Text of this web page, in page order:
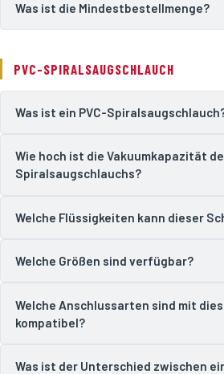
Was ist die Mindestbestellmenge?
PVC-SPIRALSAUGSCHLAUCH
Was ist ein PVC-
Wie hoch ist die Vakuumkapazität
Spiralsaugschlauchs?
Welche Flüssigkeiten kann dieser
Welche Größen sind verfügbar?
Welche Anschlussarten sind mit
kompatibel?
Was ist der Unterschied zwischen